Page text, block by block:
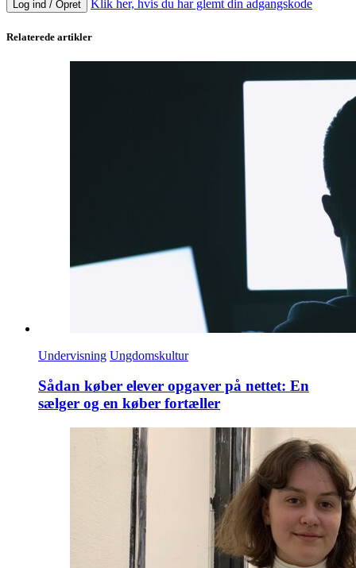
Log ind / Opret Klik her, hvis du har glemt din adgangskode
Relaterede artikler
Undervisning Ungdomskultur
Sådan køber elever opgaver på nettet: En
sælger og en køber fortæller